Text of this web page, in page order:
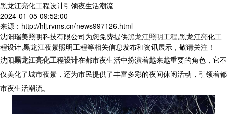
黑龙江亮化工程设计引领夜生活潮流
2024-01-05 09:52:00
来源：http://hlj.rvms.cn/news997126.html
沈阳瑞美照明科技有限公司为您免费提供黑龙江照明工程,黑龙江亮化工
程设计,黑龙江夜景照明工程等相关信息发布和资讯展示，敬请关注！
沈阳黑龙江亮化工程设计在都市夜生活中扮演着越来越重要的角色，它不
仅美化了城市夜景，还为市民提供了丰富多彩的夜间休闲活动，引领着都
市夜生活潮流。